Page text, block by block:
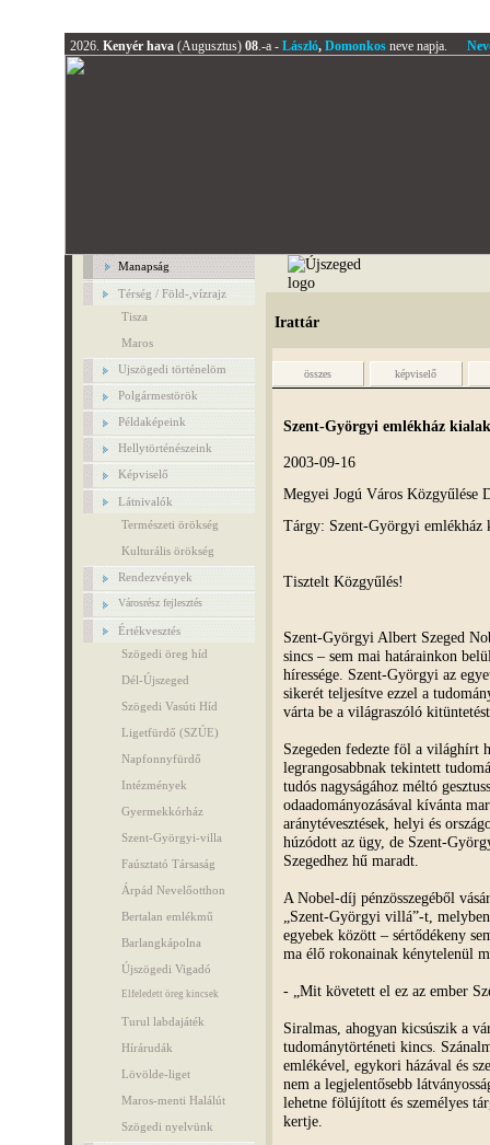
2026. Kenyér hava (Augusztus) 08.-a - László, Domonkosneve napja.
Manapság
Térség / Föld-,vízrajz
Tisza
Maros
Ujszögedi történelöm
Polgármestörök
Példaképeink
Hellytörténészeink
Képviselő
Látnivalók
Természeti örökség
Kulturális örökség
Rendezvények
Városrész fejlesztés
Értékvesztés
Szögedi öreg híd
Dél-Újszeged
Szögedi Vasúti Híd
Ligetfürdő (SZÚE)
Napfonnyfürdő
Intézmények
Gyermekkórház
Szent-Györgyi-villa
Faúsztató Társaság
Árpád Nevelőotthon
Bertalan emlékmű
Barlangkápolna
Újszögedi Vigadó
Elfeledett öreg kincsek
Turul labdajáték
Hírárudák
Lövölde-liget
Maros-menti Halálút
Szögedi nyelvünk
Irattár
összes képviselő
Szent-Györgyi emlékház
2003-09-16
Megyei Jogú Város Közgyűlése
Tárgy: Szent-Györgyi emlékház
Tisztelt Közgyűlés!
Szent-Györgyi Albert Szeged
sincs – sem mai határainkon
híressége. Szent-Györgyi az
sikerét teljesítve ezzel a
várta be a világraszóló
Szegeden fedezte föl a világhírt
legrangosabbnak tekintett
tudós nagyságához méltó
odaadományozásával kívánta
aránytévesztések, helyi és
húzódott az ügy, de Szent-
Szegedhez hű maradt.
A Nobel-díj pénzösszegéből
„Szent-Györgyi villá”-t,
egyebek között – sértődékeny
ma élő rokonainak kénytelenül
- „Mit követett el ez az ember
Siralmas, ahogyan kicsúszik a
tudománytörténeti kincs.
emlékével, egykori házával és
nem a legjelentősebb
lehetne fölújított és személyes
kertje.